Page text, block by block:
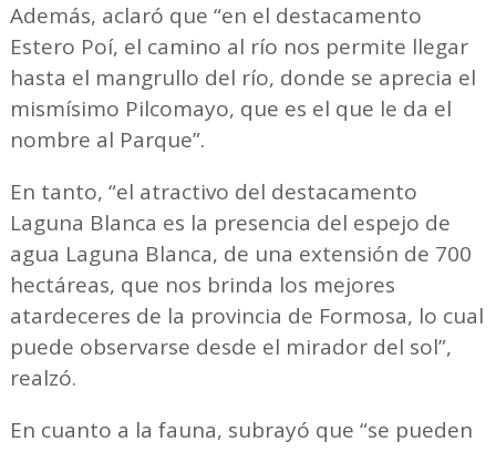
Además, aclaró que “en el destacamento
Estero Poí, el camino al río nos permite llegar
hasta el mangrullo del río, donde se aprecia el
mismísimo Pilcomayo, que es el que le da el
nombre al Parque”.
En tanto, “el atractivo del destacamento
Laguna Blanca es la presencia del espejo de
agua Laguna Blanca, de una extensión de 700
hectáreas, que nos brinda los mejores
atardeceres de la provincia de Formosa, lo cual
puede observarse desde el mirador del sol”,
realzó.
En cuanto a la fauna, subrayó que “se pueden